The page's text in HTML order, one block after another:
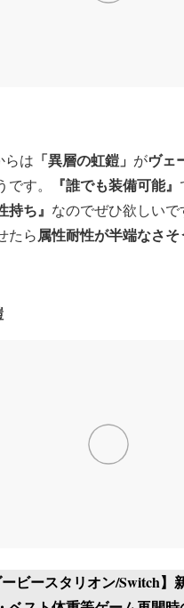
らは 「異層の虹鎧」 がヴェ
す。
『誰でも装備可能』
持ち』 なのでぜひ欲しいで
たら属性耐性が半端なさそ
ービースタリオン/Switch】